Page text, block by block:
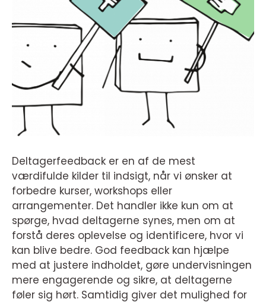
Deltagerfeedback er en af de mest
værdifulde kilder til indsigt, når vi ønsker at
forbedre kurser, workshops eller
arrangementer. Det handler ikke kun om at
spørge, hvad deltagerne synes, men om at
forstå deres oplevelse og identificere, hvor vi
kan blive bedre. God feedback kan hjælpe
med at justere indholdet, gøre undervisningen
mere engagerende og sikre, at deltagerne
føler sig hørt. Samtidig giver det mulighed for